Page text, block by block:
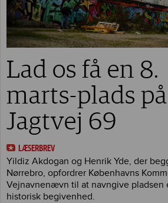
Lad os få en 8.
marts-plads på
Jagtvej 69
LÆSERBREV
Yildiz Akdogan og Henrik Yde, der
Nørrebro, opfordrer Københavns
Vejnavnenævn til at navngive pladsen
historisk begivenhed.